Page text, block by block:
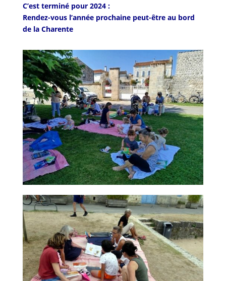
C’est terminé pour 2024 :
Rendez-vous l’année prochaine peut-être au bord
de la Charente